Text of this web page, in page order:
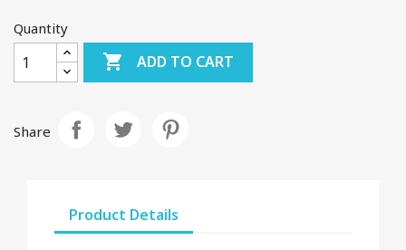
Quantity
 ADD TO CART
Share
Product Details